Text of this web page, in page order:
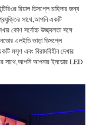
রিয়াল ডিসপ্লে চাহিদার জন্য
সাথে,আপনি একটি
কোণ সর্বোচ্চ উজ্জ্বলতা সঙ্গে
এলইডি ভাড়া ডিসপ্লে
মসৃণ এবং বিরামবিহীন দেখার
সাথে,আপনি আপনার ইনডোর LED